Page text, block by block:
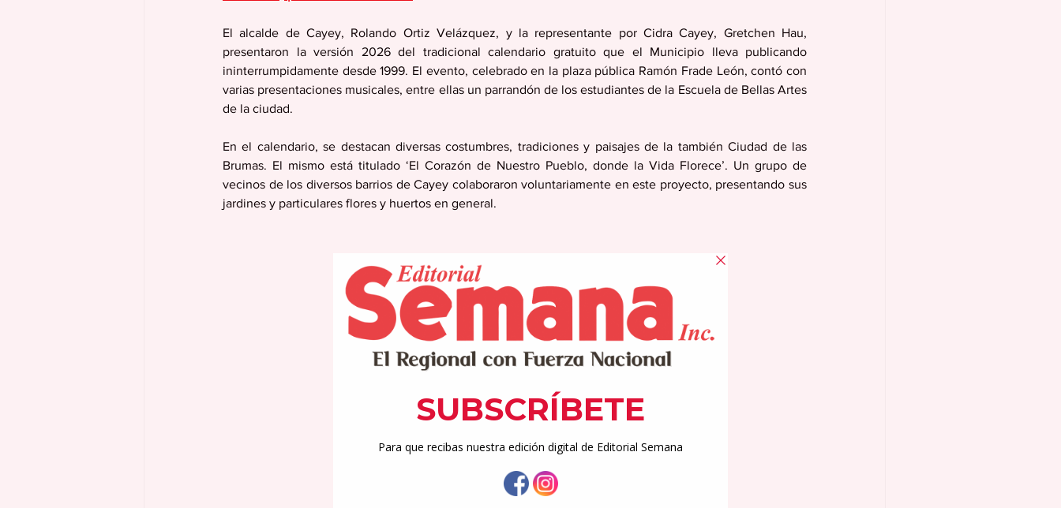
El alcalde de Cayey, Rolando Ortiz Velázquez, y la representante por Cidra Cayey, Gretchen Hau,
presentaron la versión 2026 del tradicional calendario gratuito que el Municipio lleva publicando
ininterrumpidamente desde 1999. El evento, celebrado en la plaza pública Ramón Frade León, contó con
varias presentaciones musicales, entre ellas un parrandón de los estudiantes de la Escuela de Bellas Artes
de la ciudad.
En el calendario, se destacan diversas costumbres, tradiciones y paisajes de la también Ciudad de las
Brumas. El mismo está titulado ‘El Corazón de Nuestro Pueblo, donde la Vida Florece’. Un grupo de
vecinos de los diversos barrios de Cayey colaboraron voluntariamente en este proyecto, presentando sus
jardines y particulares flores y huertos en general.